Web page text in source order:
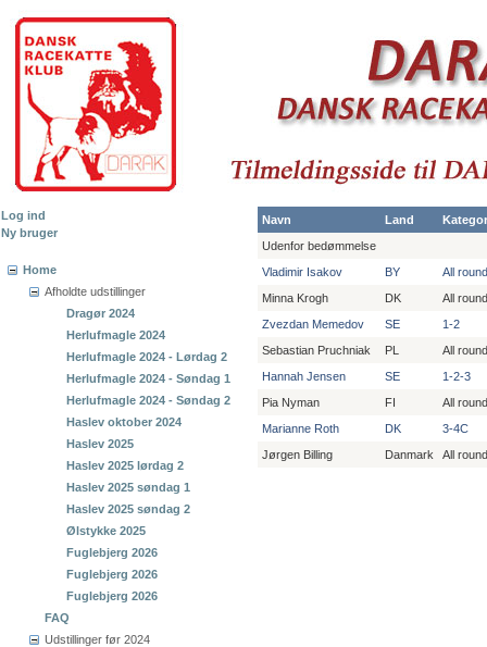
Log ind
Ny bruger
Home
Afholdte udstillinger
Dragør 2024
Herlufmagle 2024
Herlufmagle 2024 - Lørdag 2
Herlufmagle 2024 - Søndag 1
Herlufmagle 2024 - Søndag 2
Haslev oktober 2024
Haslev 2025
Haslev 2025 lørdag 2
Haslev 2025 søndag 1
Haslev 2025 søndag 2
Ølstykke 2025
Fuglebjerg 2026
Fuglebjerg 2026
Fuglebjerg 2026
FAQ
Udstillinger før 2024
Navn Land
Udenfor bedømmelse
Vladimir Isakov
BY
All round
Minna Krogh
DK
All round
Zvezdan Memedov
SE
1-2
Sebastian Pruchniak
PL
All round
Hannah Jensen
SE
1-2-3
Pia Nyman
FI
All round
Marianne Roth
DK
3-4C
Jørgen Billing
Danmark All round